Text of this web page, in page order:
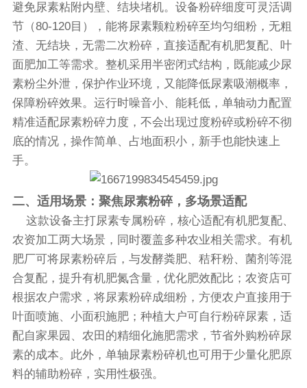
避免尿素粘附内壁、结块堵机。设备粉碎细度可灵活调
节（80-120目），能将尿素颗粒粉碎至均匀细粉，无粗
渣、无结块，无需二次粉碎，直接适配有机肥复配、叶
面肥加工等需求。整机采用半密闭式结构，既能减少尿
素粉尘外泄，保护作业环境，又能降低尿素吸潮概率，
保障粉碎效果。运行时噪音小、能耗低，单轴动力配置
精准适配尿素粉碎力度，不会出现过度粉碎或粉碎不彻
底的情况，操作简单、占地面积小，新手也能快速上
手。
二、适用场景：聚焦尿素粉碎，多场景适配
这款设备主打尿素专属粉碎，核心适配有机肥复配、
农资加工两大场景，同时覆盖多种农业相关需求。有机
肥厂可将尿素粉碎后，与发酵粪肥、秸秆粉、菌剂等混
合复配，提升有机肥氮含量，优化肥效配比；农资店可
根据农户需求，将尿素粉碎成细粉，方便农户直接用于
叶面喷施、小面积施肥；种植大户可自行粉碎尿素，适
配自家果园、农田的精细化施肥需求，节省外购粉碎尿
素的成本。此外，单轴尿素粉碎机也可用于少量化肥原
料的辅助粉碎，实用性极强。